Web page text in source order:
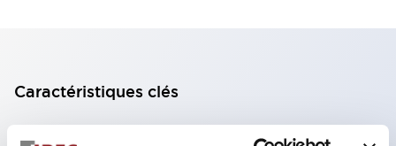
Caractéristiques clés
Bloc de contact à 2 étages avec 2 contacts,